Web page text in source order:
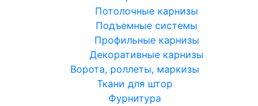
Потолочные карнизы
Подъемные системы
Профильные карнизы
Декоративные карнизы
Ворота, роллеты, маркизы
Ткани для штор
Фурнитура